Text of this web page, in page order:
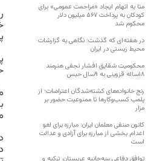
متا به اتهام ایجاد «مزاحمت عمومی» برای
کودکان به پرداخت ۵۶۷ میلیون دلار
محکوم شد
در هفته‌ای که گذشت؛ نگاهی به گزارشات
محیط زیستی در ایران
محکومیت شقایق افشار نجفی هنرمند
۱۸ساله قزوینی به ۹سال حبس
رنج خانواده‌های کشته‌شدگان اعتراضات؛ از
پلمب کسب‌وکارها تا ممنوعیت حضور بر
مزار
کانون صنفی معلمان ایران: مبارزه برای لغو
اعدام بخشی از مبارزه برای آزادی و عدالت
است
توافق دفاعی سه‌جانبه عربستان، ترکیه و